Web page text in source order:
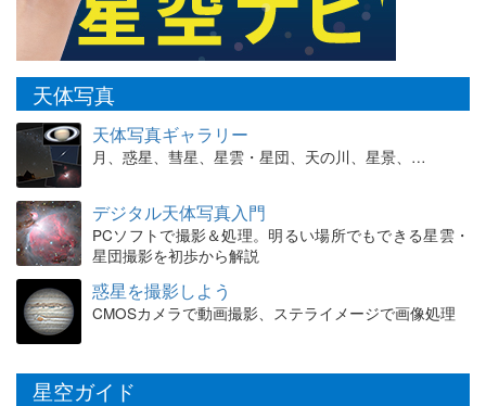
天体写真
天体写真ギャラリー
月、惑星、彗星、星雲・星団、天の川、星景、…
デジタル天体写真入門
PCソフトで撮影＆処理。明るい場所でもできる星雲・
星団撮影を初歩から解説
惑星を撮影しよう
CMOSカメラで動画撮影、ステライメージで画像処理
星空ガイド